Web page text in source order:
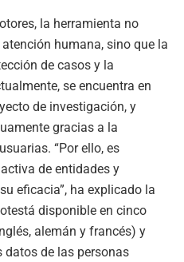
la herramienta no
atención humana, sino que la
de casos y la
se encuentra en
de investigación, y
gracias a la
“Por ello, es
de entidades y
eficacia”, ha explicado la
está disponible en cinco
alemán y francés) y
de las personas